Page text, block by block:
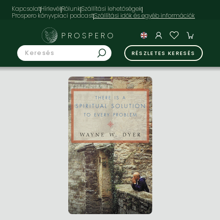
KapcsolatHírlevélRólunkSzállítási lehetőségek
Prospero könyvpiaci podcast
PROSPERO
RÉSZLETES KERESÉS